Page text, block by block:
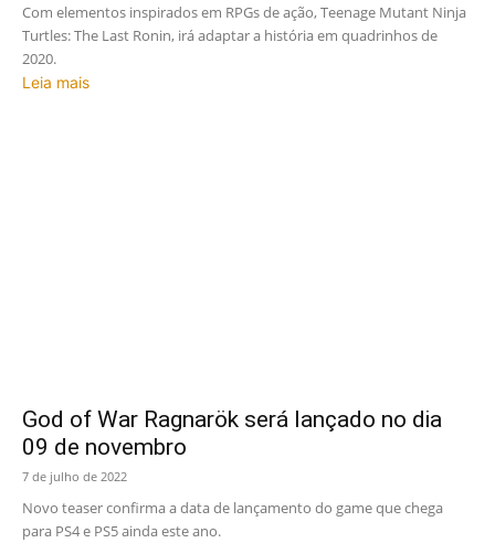
Com elementos inspirados em RPGs de ação, Teenage Mutant Ninja
Turtles: The Last Ronin, irá adaptar a história em quadrinhos de
2020.
Leia mais
God of War Ragnarök será lançado no dia
09 de novembro
7 de julho de 2022
Novo teaser confirma a data de lançamento do game que chega
para PS4 e PS5 ainda este ano.